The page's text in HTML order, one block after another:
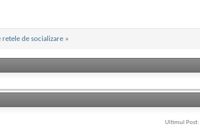
de socializare »
Ultimul Post: